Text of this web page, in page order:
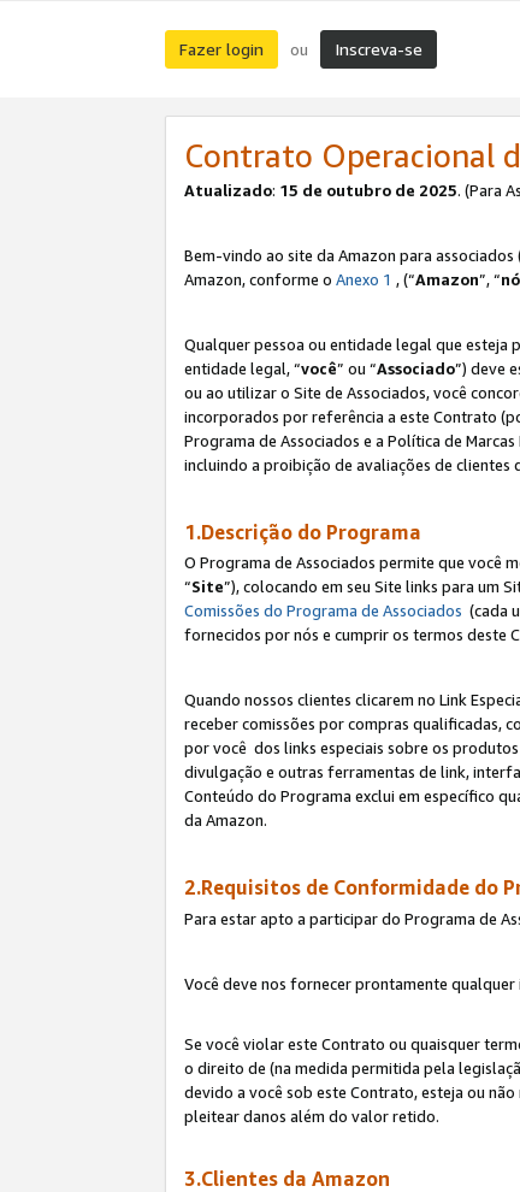
Fazer login ou Inscreva-se
Contrato Operacional
Atualizado: 15 de outubro de 2025. (Para
Bem-vindo ao site da Amazon para associados
Amazon, conforme o Anexo 1 , (“Amazon”, “
Qualquer pessoa ou entidade legal que esteja
entidade legal, “você” ou “Associado”) deve
ou ao utilizar o Site de Associados, você
incorporados por referência a este Contrato
Programa de Associados e a Política de
incluindo a proibição de avaliações de clientes
1.Descrição do Programa
O Programa de Associados permite que você
“Site”), colocando em seu Site links para um
Comissões do Programa de Associados (cada
fornecidos por nós e cumprir os termos deste
Quando nossos clientes clicarem no Link
receber comissões por compras qualificadas,
por você dos links especiais sobre os
divulgação e outras ferramentas de link,
Conteúdo do Programa exclui em específico
da Amazon.
2.Requisitos de Conformidade do
Para estar apto a participar do Programa de
Você deve nos fornecer prontamente
Se você violar este Contrato ou quaisquer
o direito de (na medida permitida pela
devido a você sob este Contrato, esteja ou
pleitear danos além do valor retido.
3.Clientes da Amazon